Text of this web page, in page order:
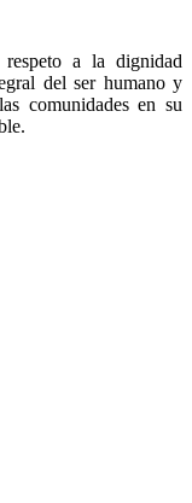
a la dignidad
del ser humano y
comunidades en su